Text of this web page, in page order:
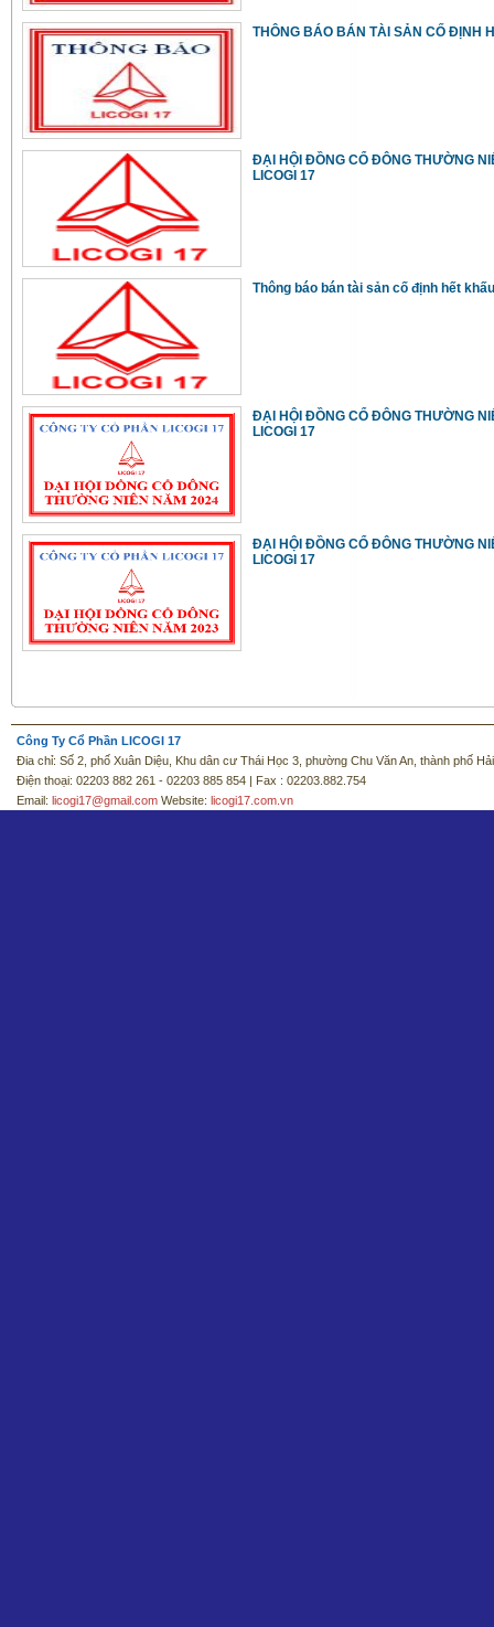
THÔNG BÁO BÁN TÀI SẢN CỐ ĐỊNH
ĐẠI HỘI ĐỒNG CỔ ĐÔNG THƯỜNG
LICOGI 17
Thông báo bán tài sản cố định hết
ĐẠI HỘI ĐỒNG CỔ ĐÔNG THƯỜNG
LICOGI 17
ĐẠI HỘI ĐỒNG CỔ ĐÔNG THƯỜNG
LICOGI 17
Công Ty Cổ Phần LICOGI 17
Đia chỉ: Số 2, phố Xuân Diệu, Khu dân cư Thái Học 3, phường Chu Văn An, thành phố
Điện thoại: 02203 882 261 - 02203 885 854 | Fax : 02203.882.754
Email: licogi17@gmail.com Website: licogi17.com.vn